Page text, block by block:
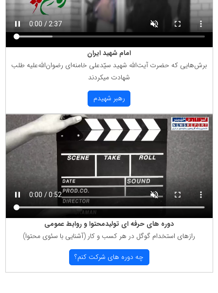
امام شهید ایران
برش‌هایی كه حضرت آیت‌الله شهید سیّدعلی خامنه‌ای رضوان‌الله‌علیه طلب
شهادت میكردند
رهبر شهیدم
دوره های حرفه ای تولیدمحتوا و روابط عمومی
رازهای استخدام گوگل در هر كسب و كار (آشنایی با سئوی محتوا)
چه دوره های شركت كنم؟